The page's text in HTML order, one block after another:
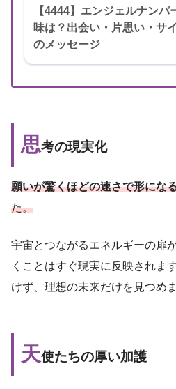
【4444】エンジェルナン
味は？出会い・片思い・サ
のメッセージ
思考の現実化
願いが驚くほどの速さで形にな
た。
宇宙とつながるエネルギーの扉
くことはすぐ現実に反映されま
けず、理想の未来だけを見つめ
天使たちの厚い加護